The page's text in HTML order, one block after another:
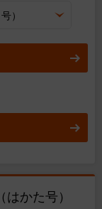
）
かた号）